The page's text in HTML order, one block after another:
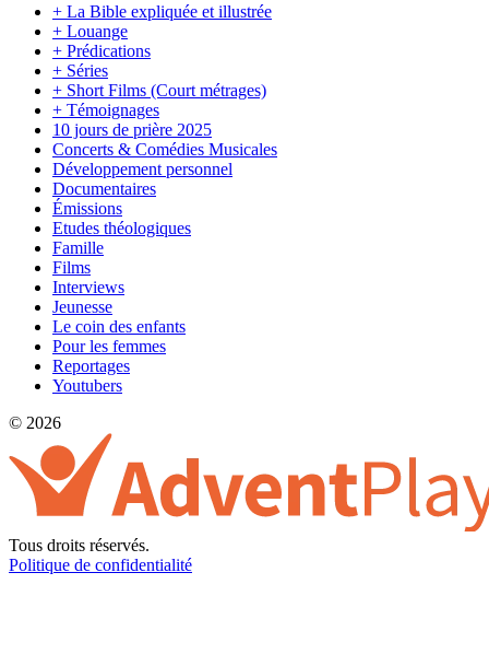
+ La Bible expliquée et illustrée
+ Louange
+ Prédications
+ Séries
+ Short Films (Court métrages)
+ Témoignages
10 jours de prière 2025
Concerts & Comédies Musicales
Développement personnel
Documentaires
Émissions
Etudes théologiques
Famille
Films
Interviews
Jeunesse
Le coin des enfants
Pour les femmes
Reportages
Youtubers
© 2026
Tous droits réservés.
Politique de confidentialité